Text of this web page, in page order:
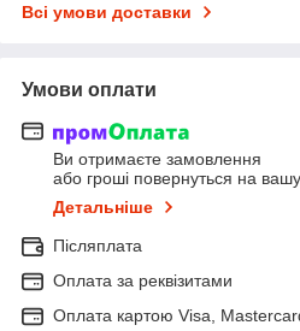
Всі умови доставки
Умови оплати
Ви отримаєте замовлення
або гроші повернуться на
Детальніше
Післяплата
Оплата за реквізитами
Оплата картою Visa,